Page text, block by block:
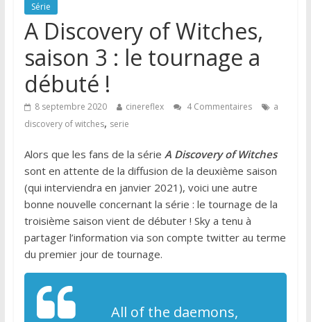
Série
A Discovery of Witches,
saison 3 : le tournage a
débuté !
8 septembre 2020 cinereflex 4 Commentaires
a
discovery of witches, serie
Alors que les fans de la série A Discovery of Witches
sont en attente de la diffusion de la deuxième saison
(qui interviendra en janvier 2021), voici une autre
bonne nouvelle concernant la série : le tournage de la
troisième saison vient de débuter ! Sky a tenu à
partager l’information via son compte twitter au terme
du premier jour de tournage.
All of the daemons,